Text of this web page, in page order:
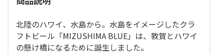
北陸のハワイ、水島から。水島をイメージしたクラ
フトビール「MIZUSHIMA BLUE」は、敦賀とハワイ
の懸け橋になるために誕生しました。